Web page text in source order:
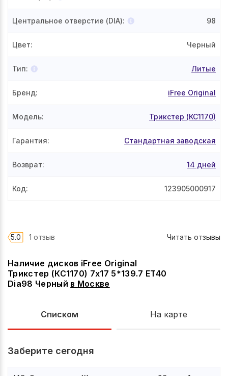
Наличие дисков iFree Original
Трикстер (КС1170) 7x17 5*139.7 ET40
Dia98 Черный в Москве
Списком На карте
Заберите сегодня
Центральное отверстие (DIA): 98
Цвет: Черный
Тип: Литые
Бренд: iFree Original
Модель: Трикстер (КС1170)
Гарантия: Стандартная заводская
Возврат: 14 дней
Код: 123905000917
5.0 1 отзыв Читать отзывы